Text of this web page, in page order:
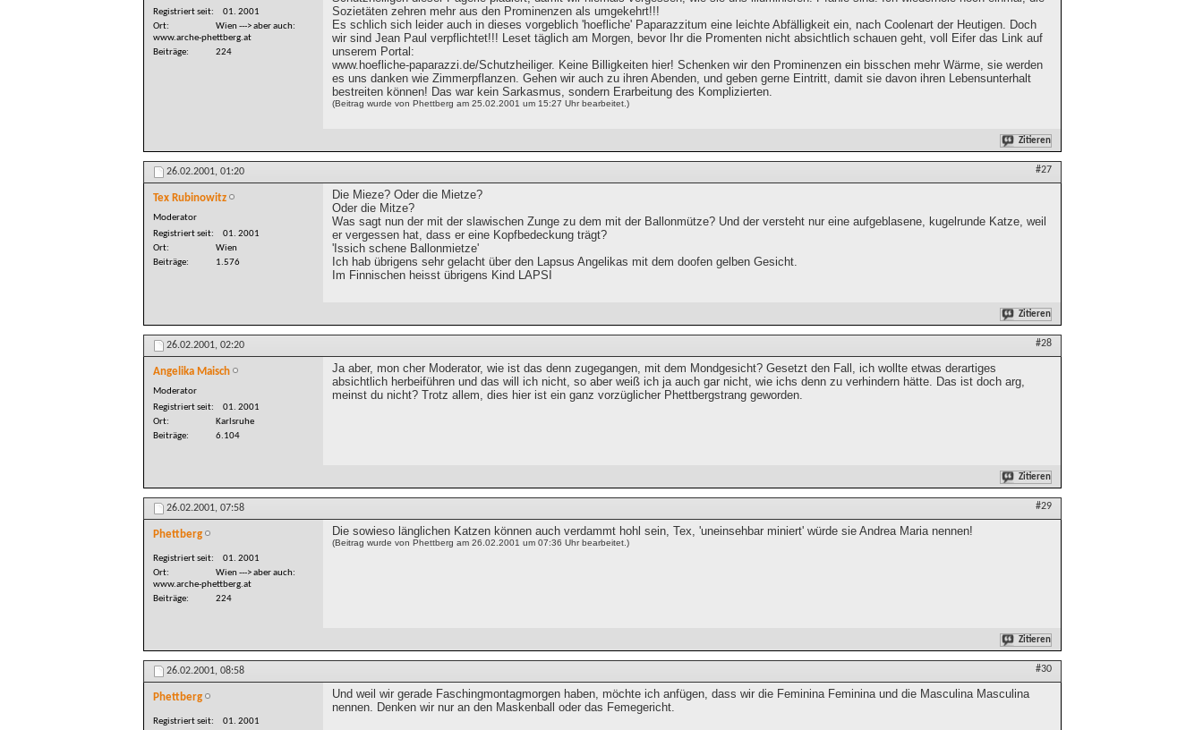
Registriert seit
01. 2001
Ort
Wien ---> aber auch:
www.arche-phettberg.at
Beiträge
224
Sozietäten zehren mehr aus den Prominenzen als umgekehrt!!!
Es schlich sich leider auch in dieses vorgeblich 'hoefliche' Paparazzitum eine leichte Abfälligkeit ein, nach Coolenart der Heutigen. Doch
wir sind Jean Paul verpflichtet!!! Leset täglich am Morgen, bevor Ihr die Promenten nicht absichtlich schauen geht, voll Eifer das Link auf
unserem Portal:
www.hoefliche-paparazzi.de/Schutzheiliger. Keine Billigkeiten hier! Schenken wir den Prominenzen ein bisschen mehr Wärme, sie werden
es uns danken wie Zimmerpflanzen. Gehen wir auch zu ihren Abenden, und geben gerne Eintritt, damit sie davon ihren Lebensunterhalt
bestreiten können! Das war kein Sarkasmus, sondern Erarbeitung des Komplizierten.
(Beitrag wurde von Phettberg am 25.02.2001 um 15:27 Uhr bearbeitet.)
Zitieren
26.02.2001, 01:20 #27
Tex Rubinowitz
Moderator
Registriert seit
01. 2001
Ort
Wien
Beiträge
1.576
Die Mieze? Oder die Mietze?
Oder die Mitze?
Was sagt nun der mit der slawischen Zunge zu dem mit der Ballonmütze? Und der versteht nur eine aufgeblasene, kugelrunde Katze, weil
er vergessen hat, dass er eine Kopfbedeckung trägt?
'Issich schene Ballonmietze'
Ich hab übrigens sehr gelacht über den Lapsus Angelikas mit dem doofen gelben Gesicht.
Im Finnischen heisst übrigens Kind LAPSI
Zitieren
26.02.2001, 02:20 #28
Angelika Maisch
Moderator
Registriert seit
01. 2001
Ort
Karlsruhe
Beiträge
6.104
Ja aber, mon cher Moderator, wie ist das denn zugegangen, mit dem Mondgesicht? Gesetzt den Fall, ich wollte etwas derartiges
absichtlich herbeiführen und das will ich nicht, so aber weiß ich ja auch gar nicht, wie ichs denn zu verhindern hätte. Das ist doch arg,
meinst du nicht? Trotz allem, dies hier ist ein ganz vorzüglicher Phettbergstrang geworden.
Zitieren
26.02.2001, 07:58 #29
Phettberg
Registriert seit
01. 2001
Ort
Wien ---> aber auch:
www.arche-phettberg.at
Beiträge
224
Die sowieso länglichen Katzen können auch verdammt hohl sein, Tex, 'uneinsehbar miniert' würde sie Andrea Maria nennen!
(Beitrag wurde von Phettberg am 26.02.2001 um 07:36 Uhr bearbeitet.)
Zitieren
26.02.2001, 08:58 #30
Phettberg
Registriert seit
01. 2001
Und weil wir gerade Faschingmontagmorgen haben, möchte ich anfügen, dass wir die Feminina Feminina und die Masculina Masculina
nennen. Denken wir nur an den Maskenball oder das Femegericht.